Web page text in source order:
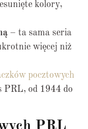
kolory,
– ta sama seria
więcej niż
pocztowych
PRL, od 1944 do